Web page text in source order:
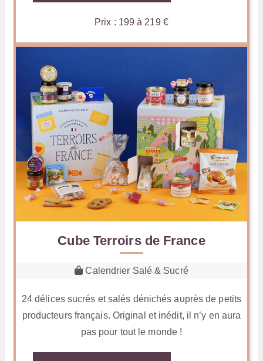
Prix : 199 à 219 €
Cube Terroirs de France
Calendrier Salé & Sucré
24 délices sucrés et salés dénichés auprès de petits
producteurs français. Original et inédit, il n’y en aura
pas pour tout le monde !